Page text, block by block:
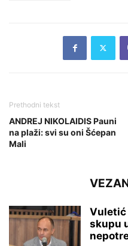
Prethodni tekst
ANDREJ NIKOLAIDIS Pauni
na plaži: svi su oni Šćepan
Mali
Vuletić
skupu